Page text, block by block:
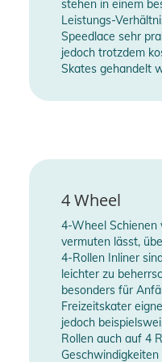
Gebrauchsanweisungen,
finden Sie direkt am Produkt.
stehen in einem
Leistungs-
Speedlace sehr
jedoch trotzdem
Skates gehandelt
4 Wheel
4-Wheel Schienen
vermuten lässt,
4-Rollen Inliner
leichter zu
besonders für
Freizeitskater
jedoch
Rollen auch auf 4